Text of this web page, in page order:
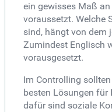
ein gewisses Maß
voraussetzt. Welche
sind, hängt von dem
Zumindest Englisch
vorausgesetzt.
Im Controlling
besten Lösungen für
dafür sind soziale